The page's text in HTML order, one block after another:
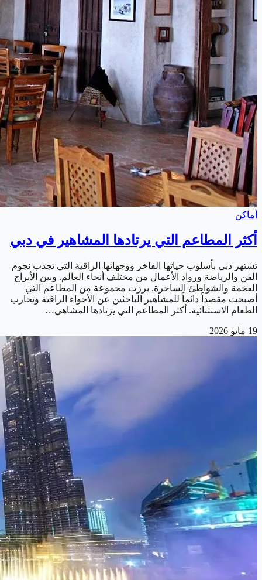
أماكن
أكثر المطاعم التي يرتادها المشاهير في دبي
تشتهر دبي بأسلوب حياتها الفاخر ووجهاتها الراقية التي تجذب نجوم
الفن والرياضة ورواد الأعمال من مختلف أنحاء العالم. وبين الأبراج
الفخمة والشواطئ الساحرة. برزت مجموعة من المطاعم التي
أصبحت مقصداً دائماً للمشاهير الباحثين عن الأجواء الراقية وتجارب
الطعام الاستثنائية. أكثر المطاعم التي يرتادها المشاهي…
19 مايو 2026